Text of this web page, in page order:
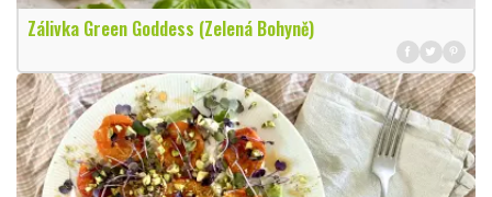
Zálivka Green Goddess (Zelená Bohyně)